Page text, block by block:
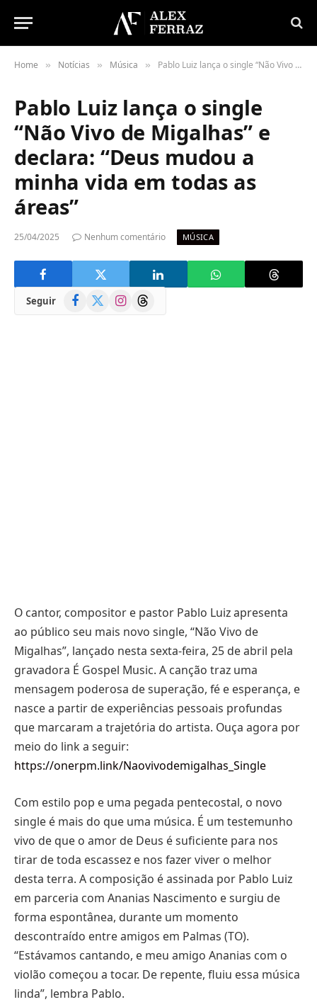
Home » Notícias » Música » Pablo Luiz lança o single “Não Vivo de Migalhas” e declara: “Deus mudou a minha vida em todas as áreas”
Pablo Luiz lança o single
“Não Vivo de Migalhas” e
declara: “Deus mudou a
minha vida em todas as
áreas”
25/04/2025 Nenhum comentário MÚSICA
Seguir Facebook
(Twitter)
InstagramThreads
O cantor, compositor e pastor Pablo Luiz apresenta
ao público seu mais novo single, “Não Vivo de
Migalhas”, lançado nesta sexta-feira, 25 de abril pela
gravadora É Gospel Music. A canção traz uma
mensagem poderosa de superação, fé e esperança, e
nasce a partir de experiências pessoais profundas
que marcaram a trajetória do artista. Ouça agora por
meio do link a seguir:
https://onerpm.link/Naovivodemigalhas_Single
Com estilo pop e uma pegada pentecostal, o novo
single é mais do que uma música. É um testemunho
vivo de que o amor de Deus é suficiente para nos
tirar de toda escassez e nos fazer viver o melhor
desta terra. A composição é assinada por Pablo Luiz
em parceria com Ananias Nascimento e surgiu de
forma espontânea, durante um momento
descontraído entre amigos em Palmas (TO).
“Estávamos cantando, e meu amigo Ananias com o
violão começou a tocar. De repente, fluiu essa música
linda”, lembra Pablo.